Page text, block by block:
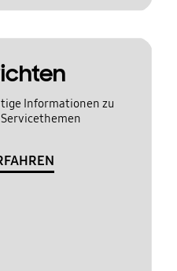
Informationen zu